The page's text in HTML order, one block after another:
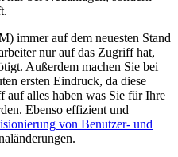
immer auf dem neuesten Stand
nur auf das Zugriff hat,
Außerdem machen Sie bei
ersten Eindruck, da diese
auf alles haben was Sie für Ihre
Ebenso effizient und
von Benutzer- und